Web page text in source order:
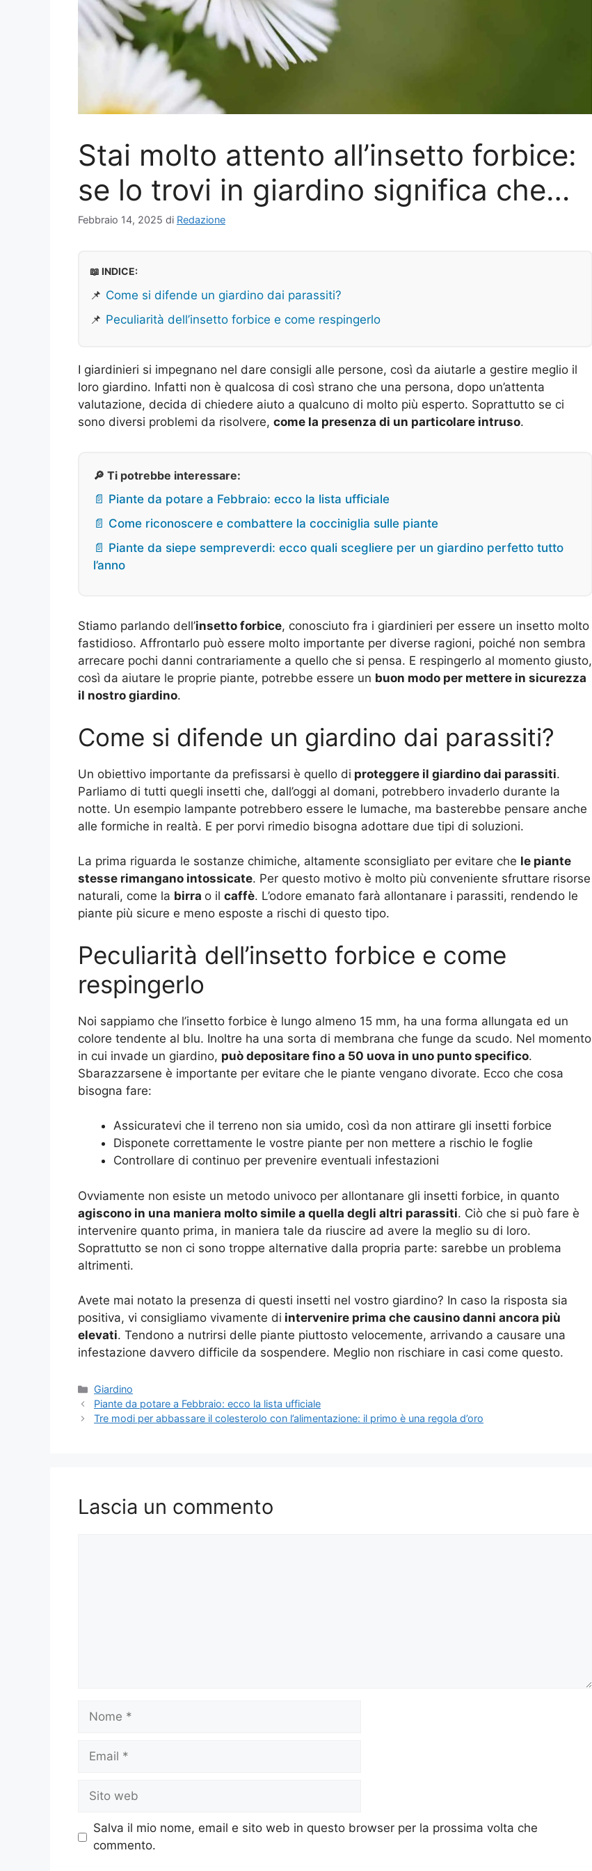
Stai molto attento all’insetto forbice:
se lo trovi in giardino significa che…
Febbraio 14, 2025 di Redazione
📖 INDICE:
📌 Come si difende un giardino dai parassiti?
📌 Peculiarità dell’insetto forbice e come respingerlo
I giardinieri si impegnano nel dare consigli alle persone, così da aiutarle a gestire meglio il
loro giardino. Infatti non è qualcosa di così strano che una persona, dopo un’attenta
valutazione, decida di chiedere aiuto a qualcuno di molto più esperto. Soprattutto se ci
sono diversi problemi da risolvere, come la presenza di un particolare intruso.
🔎 Ti potrebbe interessare:
📄 Piante da potare a Febbraio: ecco la lista ufficiale
📄 Come riconoscere e combattere la cocciniglia sulle piante
📄 Piante da siepe sempreverdi: ecco quali scegliere per un giardino perfetto tutto
l’anno
Stiamo parlando dell’insetto forbice, conosciuto fra i giardinieri per essere un insetto molto
fastidioso. Affrontarlo può essere molto importante per diverse ragioni, poiché non sembra
arrecare pochi danni contrariamente a quello che si pensa. E respingerlo al momento giusto,
così da aiutare le proprie piante, potrebbe essere un buon modo per mettere in sicurezza
il nostro giardino.
Come si difende un giardino dai parassiti?
Un obiettivo importante da prefissarsi è quello di proteggere il giardino dai parassiti.
Parliamo di tutti quegli insetti che, dall’oggi al domani, potrebbero invaderlo durante la
notte. Un esempio lampante potrebbero essere le lumache, ma basterebbe pensare anche
alle formiche in realtà. E per porvi rimedio bisogna adottare due tipi di soluzioni.
La prima riguarda le sostanze chimiche, altamente sconsigliato per evitare che le piante
stesse rimangano intossicate. Per questo motivo è molto più conveniente sfruttare risorse
naturali, come la birra o il caffè. L’odore emanato farà allontanare i parassiti, rendendo le
piante più sicure e meno esposte a rischi di questo tipo.
Peculiarità dell’insetto forbice e come
respingerlo
Noi sappiamo che l’insetto forbice è lungo almeno 15 mm, ha una forma allungata ed un
colore tendente al blu. Inoltre ha una sorta di membrana che funge da scudo. Nel momento
in cui invade un giardino, può depositare fino a 50 uova in uno punto specifico.
Sbarazzarsene è importante per evitare che le piante vengano divorate. Ecco che cosa
bisogna fare:
Assicuratevi che il terreno non sia umido, così da non attirare gli insetti forbice
Disponete correttamente le vostre piante per non mettere a rischio le foglie
Controllare di continuo per prevenire eventuali infestazioni
Ovviamente non esiste un metodo univoco per allontanare gli insetti forbice, in quanto
agiscono in una maniera molto simile a quella degli altri parassiti. Ciò che si può fare è
intervenire quanto prima, in maniera tale da riuscire ad avere la meglio su di loro.
Soprattutto se non ci sono troppe alternative dalla propria parte: sarebbe un problema
altrimenti.
Avete mai notato la presenza di questi insetti nel vostro giardino? In caso la risposta sia
positiva, vi consigliamo vivamente di intervenire prima che causino danni ancora più
elevati. Tendono a nutrirsi delle piante piuttosto velocemente, arrivando a causare una
infestazione davvero difficile da sospendere. Meglio non rischiare in casi come questo.
Categorie
Giardino
Piante da potare a Febbraio: ecco la lista ufficiale
Tre modi per abbassare il colesterolo con l’alimentazione: il primo è una regola d’oro
Lascia un commento
Nome
Email
Sito
web
Salva il mio nome, email e sito web in questo browser per la prossima volta che
commento.